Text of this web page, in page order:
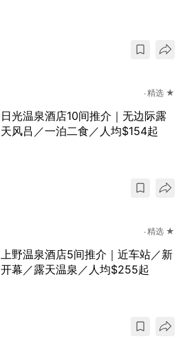
精选 ★
日光温泉酒店10间推介｜无边际露
天风吕／一泊二食／人均$154起
精选 ★
上野温泉酒店5间推介｜近车站／新
开幕／露天温泉／人均$255起